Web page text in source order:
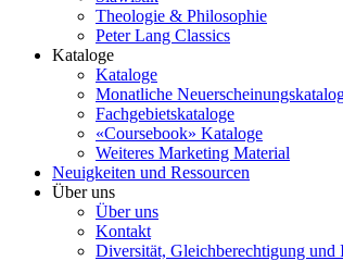
Theologie & Philosophie
Peter Lang Classics
Kataloge
Kataloge
Monatliche
Fachgebietskataloge
«Coursebook» Kataloge
Weiteres Marketing Material
Neuigkeiten und Ressourcen
Über uns
Über uns
Kontakt
Diversität, Gleichberechtigung und